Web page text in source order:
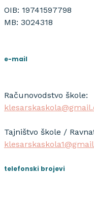
OIB: 19741597798
MB: 3024318
e-mail
Računovodstvo škole:
Tajništvo škole /
telefonski brojevi